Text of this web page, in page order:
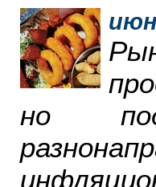
но